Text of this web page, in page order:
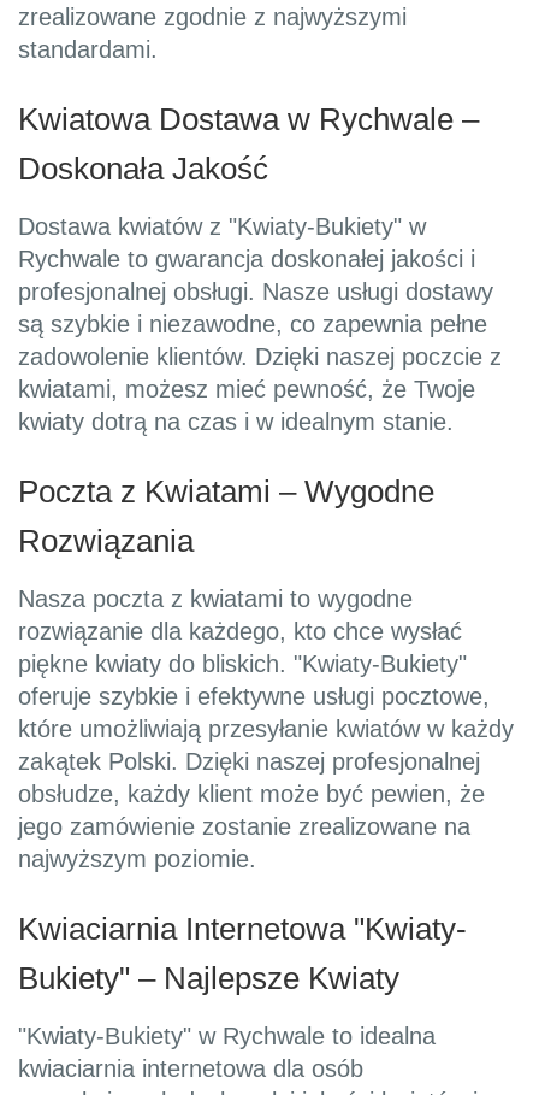
zrealizowane zgodnie z najwyższymi
standardami.
Kwiatowa Dostawa w Rychwale –
Doskonała Jakość
Dostawa kwiatów z "Kwiaty-Bukiety" w
Rychwale to gwarancja doskonałej jakości i
profesjonalnej obsługi. Nasze usługi dostawy
są szybkie i niezawodne, co zapewnia pełne
zadowolenie klientów. Dzięki naszej poczcie z
kwiatami, możesz mieć pewność, że Twoje
kwiaty dotrą na czas i w idealnym stanie.
Poczta z Kwiatami – Wygodne
Rozwiązania
Nasza poczta z kwiatami to wygodne
rozwiązanie dla każdego, kto chce wysłać
piękne kwiaty do bliskich. "Kwiaty-Bukiety"
oferuje szybkie i efektywne usługi pocztowe,
które umożliwiają przesyłanie kwiatów w każdy
zakątek Polski. Dzięki naszej profesjonalnej
obsłudze, każdy klient może być pewien, że
jego zamówienie zostanie zrealizowane na
najwyższym poziomie.
Kwiaciarnia Internetowa "Kwiaty-
Bukiety" – Najlepsze Kwiaty
"Kwiaty-Bukiety" w Rychwale to idealna
kwiaciarnia internetowa dla osób